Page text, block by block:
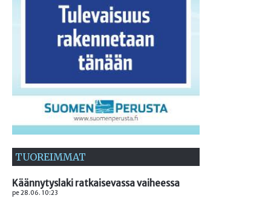
TUOREIMMAT
Käännytyslaki ratkaisevassa vaiheessa
pe 28.06. 10:23